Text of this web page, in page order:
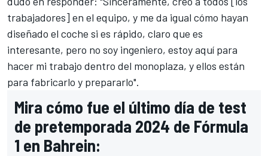
trabajadores] en el equipo, y me da igual cómo hayan
diseñado el coche si es rápido, claro que es
interesante, pero no soy ingeniero, estoy aquí para
hacer mi trabajo dentro del monoplaza, y ellos están
para fabricarlo y prepararlo".
Mira cómo fue el último día de test
de pretemporada 2024 de Fórmula
1 en Bahrein: